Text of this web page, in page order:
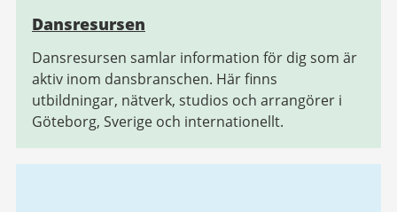
Dansresursen
Dansresursen samlar information för dig som är
aktiv inom dansbranschen. Här finns
utbildningar, nätverk, studios och arrangörer i
Göteborg, Sverige och internationellt.